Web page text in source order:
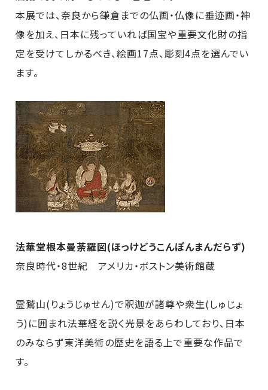
本展では、奈良から鎌倉までの仏画・仏像に垂迹画・神
像を加え、日本に残っていれば国宝や重要文化財の指
定を受けてしかるべき、絵画17点、彫刻4点を選んでい
ます。
法華堂根本曼荼羅図(ほっけどうこんぽんまんだらず)
奈良時代・8世紀 アメリカ・ボストン美術館蔵
霊鷲山(りょうじゅせん)で釈迦が諸尊や衆生(しゅじょ
う)に囲まれ法華経を説く光景をあらわしており、日本
のみならず東洋美術の歴史を語る上で重要な作品で
す。